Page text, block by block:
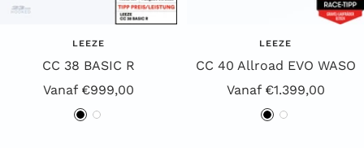
LEEZE
CC 38 BASIC R
Aanbiedingsprijs
Vanaf €999,00
Z W
LEEZE
CC 40 Allroad EVO WASO
Aanbiedingsprijs
Vanaf €1.399,00
Z W